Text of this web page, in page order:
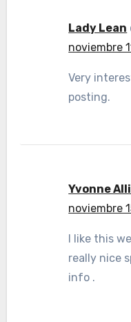
Lady Lean
noviembre
Very
posting.
Yvonne
noviembre
I like this
really nice
info .